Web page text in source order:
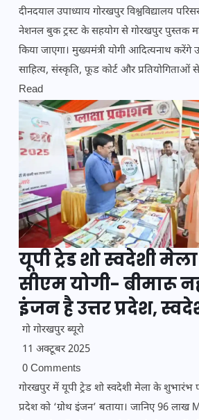
दीनदयाल उपाध्याय गोरखपुर विश्वविद्यालय
नेशनल बुक ट्रस्ट के सहयोग से गोरखपुर पुस्तक
किया जाएगा। मुख्यमंत्री योगी आदित्यनाथ करेंगे
साहित्य, संस्कृति, फूड कोर्ट और प्रतियोगिताओं
Read
यूपी ट्रेड शो स्वदेशी
सीएम योगी- बीमारू
इंजन है उत्तर प्रदेश,
गो गोरखपुर ब्यूरो
11 अक्टूबर 2025
0 Comments
गोरखपुर में यूपी ट्रेड शो स्वदेशी मेला के शुभारंभ
प्रदेश को ‘ग्रोथ इंजन’ बताया। जानिए 96